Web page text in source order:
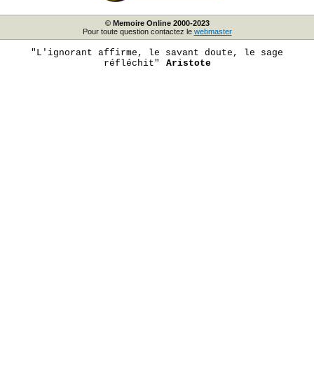
© Memoire Online 2000-2023
Pour toute question contactez le webmaster
"L'ignorant affirme, le savant doute, le sage
réfléchit"
Aristote